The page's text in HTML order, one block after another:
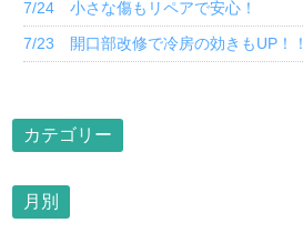
7/24 小さな傷もリペアで安心！
7/23 開口部改修で冷房の効きもUP！！
カテゴリー
月別